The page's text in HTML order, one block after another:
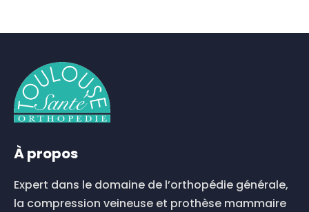
a
variations.
Les
options
peuvent
être
sur
page
du
variations.
produit
À propos
Expert dans le domaine de l’orthopédie générale,
la compression veineuse et prothèse mammaire